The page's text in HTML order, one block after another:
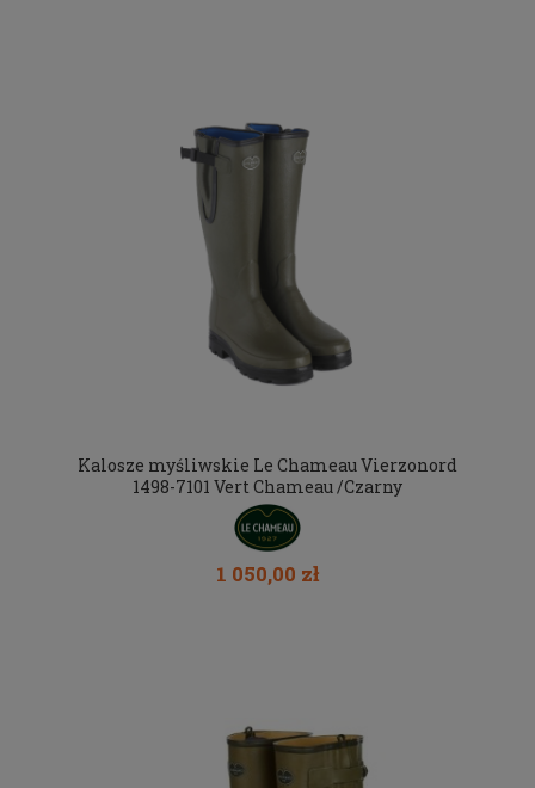
Kalosze myśliwskie Le Chameau Vierzonord
1498-7101 Vert Chameau /Czarny
1 050,00 zł